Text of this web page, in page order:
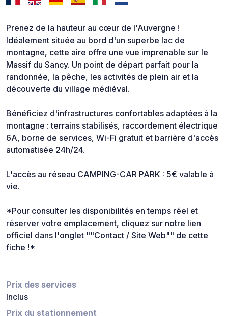
Prenez de la hauteur au cœur de l'Auvergne !
Idéalement située au bord d'un superbe lac de
montagne, cette aire offre une vue imprenable sur le
Massif du Sancy. Un point de départ parfait pour la
randonnée, la pêche, les activités de plein air et la
découverte du village médiéval.
Bénéficiez d'infrastructures confortables adaptées à la
montagne : terrains stabilisés, raccordement électrique
6A, borne de services, Wi-Fi gratuit et barrière d'accès
automatisée 24h/24.
L'accès au réseau CAMPING-CAR PARK : 5€ valable à
vie.
*Pour consulter les disponibilités en temps réel et
réserver votre emplacement, cliquez sur notre lien
officiel dans l'onglet ""Contact / Site Web"" de cette
fiche !*
Prix des services
Inclus
Prix du stationnement